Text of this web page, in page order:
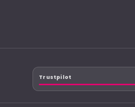
Trustpilot